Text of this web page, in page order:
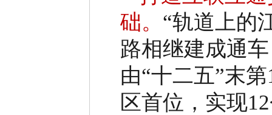
础。 “轨道上的
路相继建成通
由“十二五”末第
区首位，实现12